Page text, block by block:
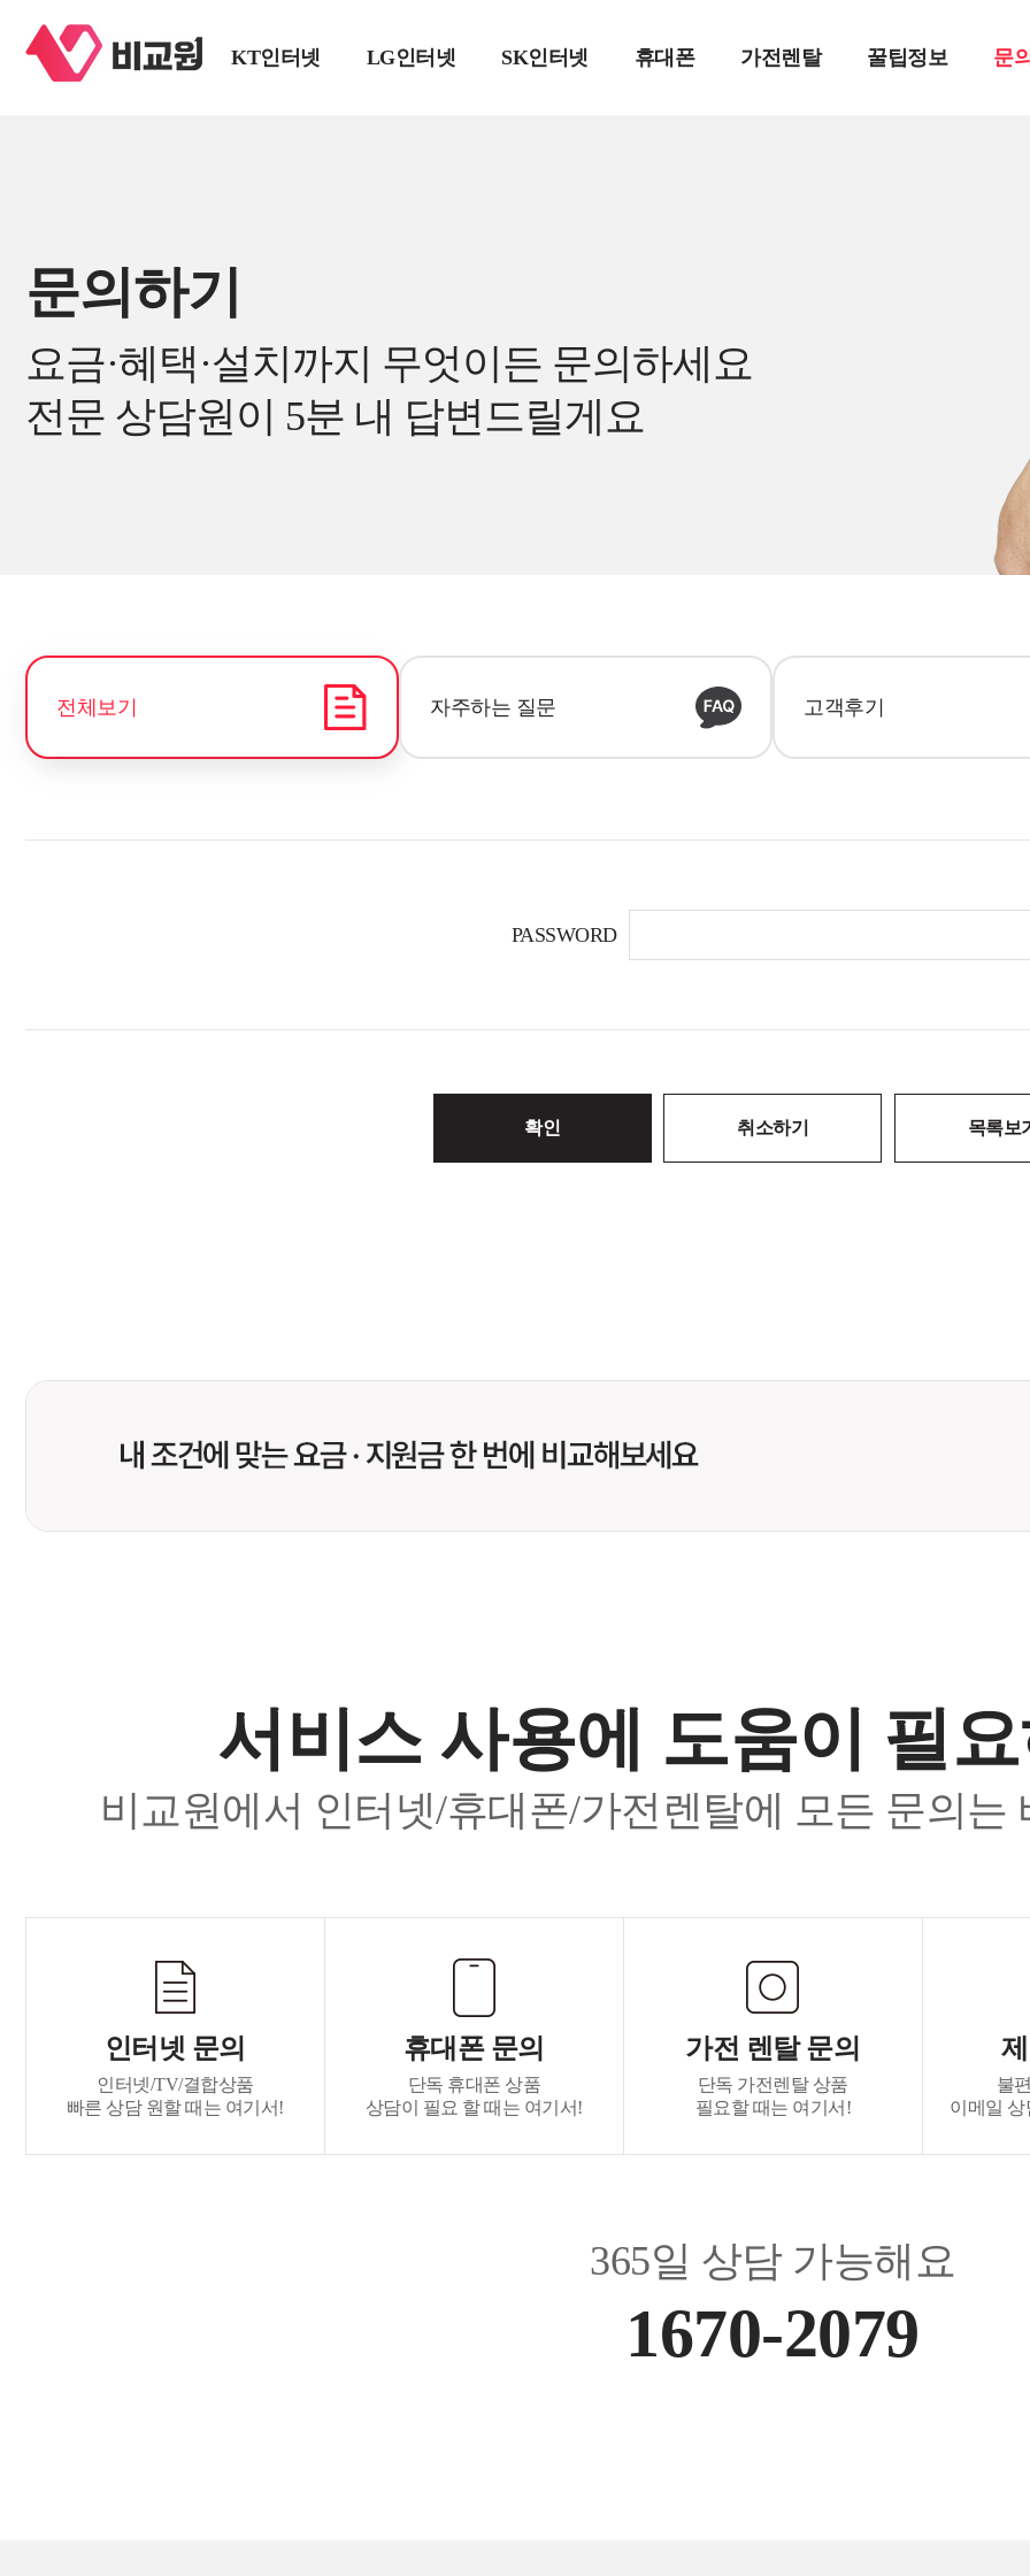
KT인터넷 LG인터넷 SK인터넷 휴대폰 가전렌탈 꿀팁정보 문
문의하기
요금·혜택·설치까지 무엇이든 문의하세요
전문 상담원이 5분 내 답변드릴게요
전체보기 자주하는 질문 고객후기
PASSWORD
확인 취소하기 목록보
서비스 사용에 도움이 필
비교원에서 인터넷/휴대폰/가전렌탈에 모든 문의는
인터넷 문의
인터넷/TV/결합상품
빠른 상담 원할 때는 여기서!
휴대폰 문의
단독 휴대폰 상품
상담이 필요 할 때는 여기서!
가전 렌탈 문의
단독 가전렌탈 상품
필요할 때는 여기서!
불
이메일 상
365일 상담 가능해요
1670-2079